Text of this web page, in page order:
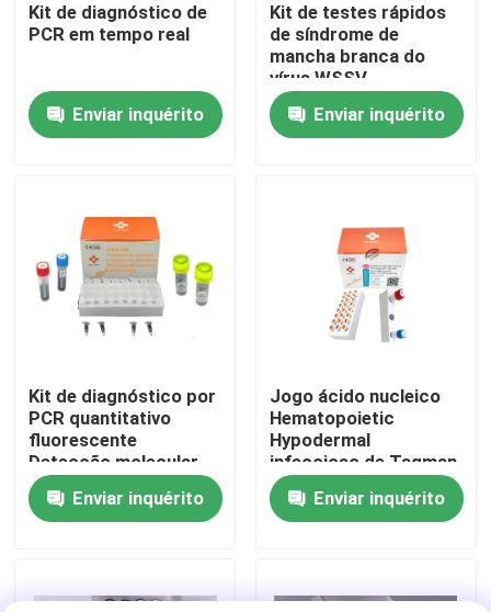
Produtos
Vídeos
Sobre nós
Excursão da fábrica
Controle da qualidade
Contacte-nos
Casos
Kit de diagnóstico de
PCR em tempo real
Enviar inquérito
Kit de testes rápidos
de síndrome de
mancha branca do
vírus WSSV
Enviar inquérito
Kit de diagnóstico por
PCR quantitativo
fluorescente
Detecção molecular
de patógenos
aquáticos 48
testes/Kit Diagnóstico
Enviar inquérito
Jogo ácido nucleico
Hematopoietic
Hypodermal
infeccioso de Taqman
QPCR do vírus da
necrose (IHHNV)
Enviar inquérito